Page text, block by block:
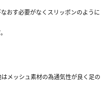
おす必要がなくスリッポンのように
メッシュ素材の為通気性が良く足の